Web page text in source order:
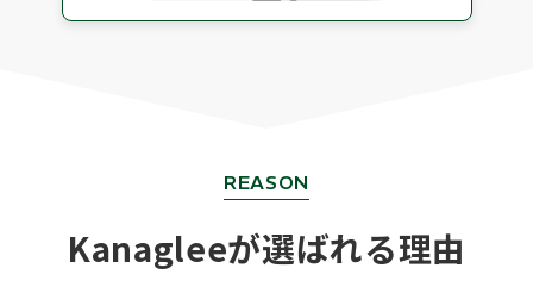
REASON
Kanagleeが選ばれる理由